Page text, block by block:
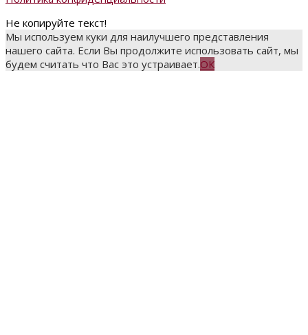
Не копируйте текст!
Мы используем куки для наилучшего представления
нашего сайта. Если Вы продолжите использовать сайт, мы
будем считать что Вас это устраивает.ОК